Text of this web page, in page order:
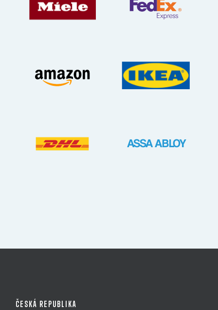
ČESKÁ REPUBLIKA